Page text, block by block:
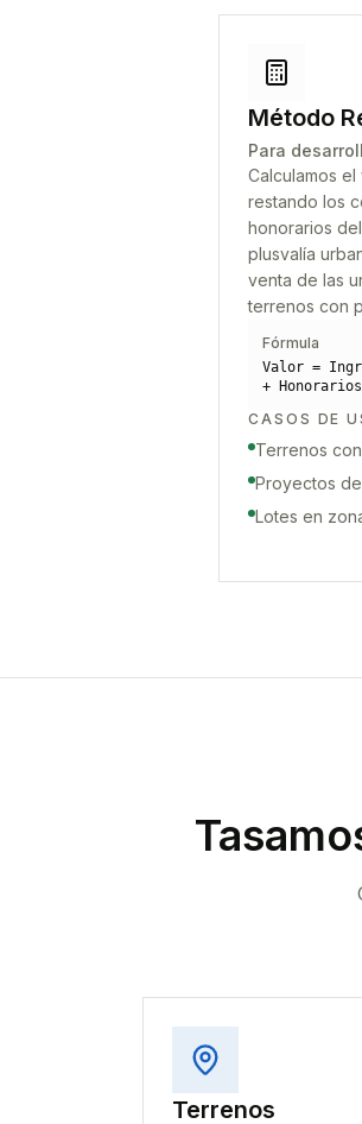
Método
Para
Calculamos
restando los
honorarios
plusvalía
venta de las
terrenos con
Fórmula
Valor =
+
CASOS DE
Terrenos
Proyectos
Lotes en
Terrenos